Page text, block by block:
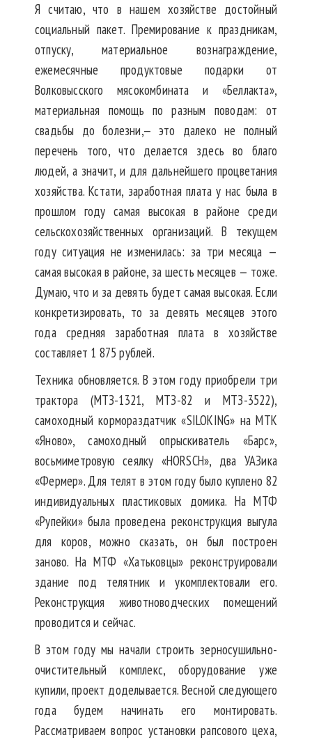
Я считаю, что в нашем хозяйстве достойный
социальный пакет. Премирование к праздникам,
отпуску, материальное вознаграждение,
ежемесячные продуктовые подарки от
Волковысского мясокомбината и «Беллакта»,
материальная помощь по разным поводам: от
свадьбы до болезни,— это далеко не полный
перечень того, что делается здесь во благо
людей, а значит, и для дальнейшего процветания
хозяйства. Кстати, заработная плата у нас была в
прошлом году самая высокая в районе среди
сельскохозяйственных организаций. В текущем
году ситуация не изменилась: за три месяца —
самая высокая в районе, за шесть месяцев — тоже.
Думаю, что и за девять будет самая высокая. Если
конкретизировать, то за девять месяцев этого
года средняя заработная плата в хозяйстве
составляет 1 875 рублей.
Техника обновляется. В этом году приобрели три
трактора (МТЗ-1321, МТЗ-82 и МТЗ-3522),
самоходный кормораздатчик «SILOKING» на МТК
«Яново», самоходный опрыскиватель «Барс»,
восьмиметровую сеялку «HORSCH», два УАЗика
«Фермер». Для телят в этом году было куплено 82
индивидуальных пластиковых домика. На МТФ
«Рупейки» была проведена реконструкция выгула
для коров, можно сказать, он был построен
заново. На МТФ «Хатьковцы» реконструировали
здание под телятник и укомплектовали его.
Реконструкция животноводческих помещений
проводится и сейчас.
В этом году мы начали строить зерносушильно-
очистительный комплекс, оборудование уже
купили, проект доделывается. Весной следующего
года будем начинать его монтировать.
Рассматриваем вопрос установки рапсового цеха,